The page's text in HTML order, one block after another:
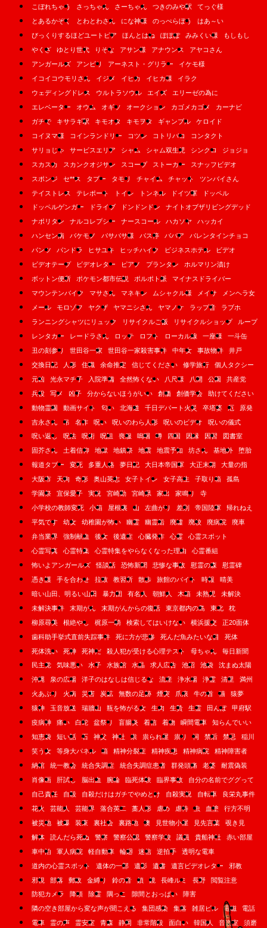
こぼれちゃう
さっちゃん さーちゃん つきのみや駅
てっぐ様
とあるかぞく
とわとわさん にな神様 のっぺらぼう
はあ～い
びっくりするほどユートピア
ほんとはね ぽぽぽ みみくい様
もしもし
やくざ
ゆとり世代 りそな アサン様 アナウンス
アヤコさん
アンガールズ
アンビリ アーネスト・グリラー
イケモ様
イコイコウモリさん
イジメ イヒカ イヒカ様
イラク
ウェディングドレス
ウルトラソウル エイズ
エリーゼの為に
エレベーター
オウム オギソ オークション カゴメカゴメ
カーナビ
ガチで
キサラギ駅 キモオタ キモヲタ ギャンブル
ケロイド
コイヌマ様
コインランドリー コツン コトリバコ
コンタクト
サリョじゃ
サービスエリア シャム シャム双生児 シンクロ
ジョジョ
スカスカ
スカンクオジサン スコープ ストーカー
スナッフビデオ
スポンジ
セ**ス タブー タモリ チャイム チャット
ツンバイさん
テイストレス
テレポート トイレ トンネル ドイツ軍
ドッペル
ドッペルゲンガー
ドライブ ドンドンドン
ナイトオブザリビングデッド
ナポリタン
ナルコレプシー ナースコール ハカソヤ
ハッカイ
ハンセン病
バケモノ バサバサ様 バス停 ババア
バレンタインチョコ
パンツ
パンドラ ヒサユキ ヒッチハイク ビジネスホテル
ビデオ
ビデオテープ
ビデオレター ピアノ プランタン
ホルマリン漬け
ボットン便所
ポケモン都市伝説 ポルポト派
マイナスドライバー
マウンテンバイク
マサさん マネキン ムシャクル様 メイサ
メンヘラ女
メール
モロゾフ ヤクザ ヤマニシさん ヤマノケ ラップ音
ラブホ
ランニングシャツにリュック
リサイクルご飯 リサイクルショップ
ループ
レンタカー
レードラさん ロッテ ロフト ローカル線 一座様
一斗缶
丑の刻参り
世田谷一家 世田谷一家殺害事件 中年女 事故物件
井戸
交換日記
人形 住職 余命推定 信じてください 修学旅行
個人タクシー
元凶
光永マチ子 入院準備 全然怖くない 八尺様 八開 公園
共産党
兵役
写メ 凶子 分からないほうがいい 創価 創価学会
助けてください
動物霊園
動画サイト 匂い 北海道 千日デパート火災 卒塔婆 厄
原発
吉永さん
吊 名作 呪い 呪いのわら人形 呪いのビデオ
呪いの儀式
呪い返し
呪法 呪術 呪詛 喪服 嗚咽 噂 四国 因縁 因習
図書室
固芥さん
土着信仰 地獄 地鎮祭 地震 地震予知 坊さん 基地外
堕胎
報道タブー
変死 多重人格 夢日記 大日本帝国軍 大正末期
大量の指
大阪市
天狗 奇形 奥山英志 女子トイレ 女子高生 子取り箱
孤島
学園祭
宜保愛子 実況 宮崎勤 宮崎県 家出 家鳴り
寺
小学校の教師変死
小箱 屋根裏 山 左曲がり 差別 帝国陸軍
帰れねえ
平気です
幼女 幼稚園が怖い 幽霊 幽霊船 廃墟 廃校 廃病院
廃車
弁当業界
強制献血 後女 後遺症 心臓発作 心霊
心霊スポット
心霊写真
心霊特集 心霊特集をやらなくなった理由
心霊番組
怖いよアンガールズ
怪談話 恐怖新聞 悲惨な事故 慰霊の森
慰霊碑
憑き護
手を合わせ 拉致 教習所 散歩 旅館のバイト 時報
晴美
暗い山田、明るい山田
暴力団 有名人 朝鮮人 木箱 未熟児
未解決
未解決事件
末期がん 末期がんからの復活 東京都内の島 東北
枕
柳原尋美
根絶やし 梶原一騎 検索してはいけない 横浜援交
正20面体
歯科助手挙式直前失踪事件
死に方が悲惨 死んだ魚みたいな目
死体
死体洗い
死神 死神だ 殺人犯が受ける心理テスト 母ちゃん
毎日新聞
民主党
気味悪い 水子 水族館 水晶 求人広告 池沼 池袋
沈まぬ太陽
沖縄
泉の広場 洋子のはなしは信じるな 流産 浄水場 浄霊 清里
満州
火あぶり
火病 災害 炭鉱 無数の足跡 煙突 爪痕 牛の首 猫
猿夢
猿神
玉音放送 瑞牆山 瓶を怖がる女 生肉 生贄 生霊 田んぼ
甲府駅
疫病神
痛い 白蛇 盆祭り 盲腸炎 着信 着物 瞬間電車
知らんでいい
知恵袋
短い話 石 神父 神社 祟 祟られ屋 祟り 祠 禁后 禁忌
稲川
笑う女
等身大パネル 箱 精神分裂症 精神疾患 精神病院
精神障害者
納棺
統一教会 統合失調症 統合失調症患者 群発頭痛 老婆
耐震偽装
肖像画
肝試し 脳出血 腕輪 臨死体験 臨界事故
自分の名前でググって
自己責任
自殺 自殺だけはガチでやめとけ 自殺実況 自転車
良栄丸事件
花火
芸能人 芸能界 落合英二 藁人形 虐め 虐待 虫 血塗
行方不明
被災地
被爆 装束 裏社会 裏路地 襖 見世物小屋 見先言葉
覗き見
解体
読んだら死ぬ 警察 警察公認 警察学校 議員 貴船神社
赤い部屋
車中泊
軍人病院 軽自動車 輪廻 迷信 逆拍手
透明な電車
道内の心霊スポット
遺体の一部 遺影 遺書 遺言ビデオレター
邪教
邪視
部落 郵政 金縛り 鈴の音 鎖 鏡 長峰ルミ 長野
閲覧注意
防犯カメラ
降頭 除霊 隅っこ 隙間とおっぱい
障害
隣の空き部屋から変な声が聞こえる
集団感染 集落 雑居ビル 電磁
電話
電車
霊の声 霊安室 青森 静岡 非常階段 面白い 韓国人 音楽室 須磨